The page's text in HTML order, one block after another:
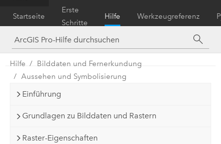
Startseite
Erste
Schritte
Hilfe Werkzeugreferenz
Hilfe
Bilddaten und Fernerkundung
Aussehen und Symbolisierung
Einführung
Grundlagen zu Bilddaten und Rastern
Raster-Eigenschaften